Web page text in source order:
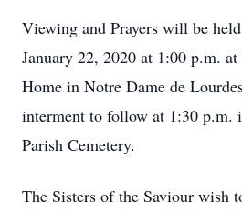
Viewing and Prayers will be
January 22, 2020 at 1:00 p.m.
Home in Notre Dame de
interment to follow at 1:30 p.m.
Parish Cemetery.
The Sisters of the Saviour wish